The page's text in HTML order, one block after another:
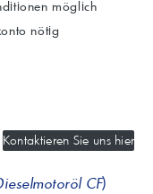
möglich
nötig
Kontaktieren Sie uns hier
CF)